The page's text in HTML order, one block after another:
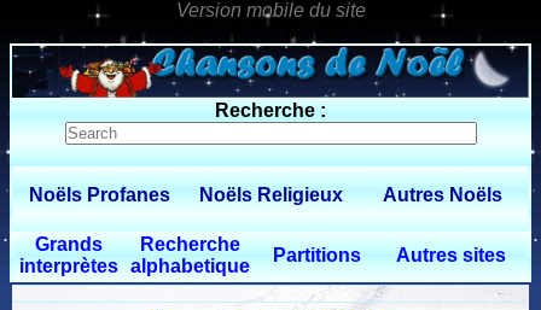
0 $limitbot 1 $limittot 2
Recherche :
Noëls Profanes Noëls Religieux Autres Noëls
Grands
interprètes
Recherche
alphabetique
Partitions Autres sites